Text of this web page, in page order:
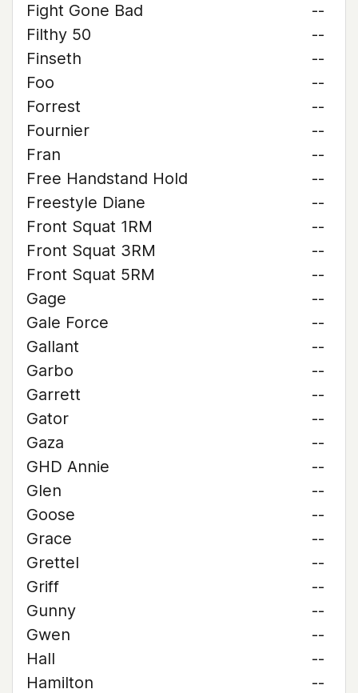
Fight Gone Bad
--
Filthy 50
--
Finseth
--
Foo
--
Forrest
--
Fournier
--
Fran
--
Free Handstand Hold
--
Freestyle Diane
--
Front Squat 1RM
--
Front Squat 3RM
--
Front Squat 5RM
--
Gage
--
Gale Force
--
Gallant
--
Garbo
--
Garrett
--
Gator
--
Gaza
--
GHD Annie
--
Glen
--
Goose
--
Grace
--
Grettel
--
Griff
--
Gunny
--
Gwen
--
Hall
--
Hamilton
--